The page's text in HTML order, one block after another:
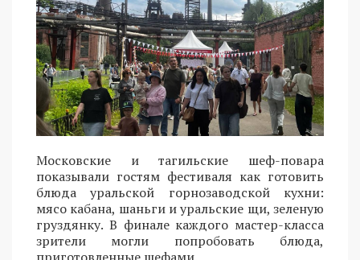
Московские и тагильские шеф-повара
показывали гостям фестиваля как готовить
блюда уральской горнозаводской кухни:
мясо кабана, шаньги и уральские щи, зеленую
груздянку. В финале каждого мастер-класса
зрители могли попробовать блюда,